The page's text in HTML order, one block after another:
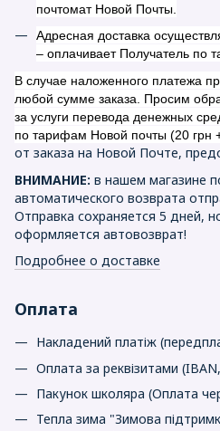
почтомат Новой Почты.
Адресная доставка
– оплачивает Получатель по
В случае наложенного платежа
любой сумме заказа. Просим
за услуги перевода денежных
по тарифам Новой почты (20 грн
от заказа на Новой Почте,
ВНИМАНИЕ: в нашем магазине
автоматического возврата
Отправка сохраняется 5 дней,
оформляется автовозврат!
Подробнее о доставке
Оплата
Накладений платіж
Оплата за реквізитами
Пакунок школяра (Оплата
Тепла зима "Зимова